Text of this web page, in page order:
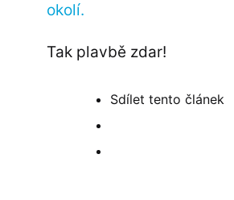
okolí.
Tak plavbě zdar!
Sdílet tento článek